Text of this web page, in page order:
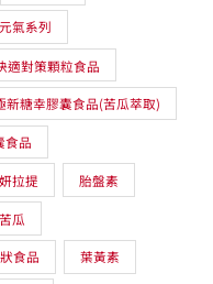
元氣系列
適對策顆粒食品
新糖幸膠囊食品(苦瓜萃取)
食品
拉提 胎盤素
苦瓜
食品 葉黃素